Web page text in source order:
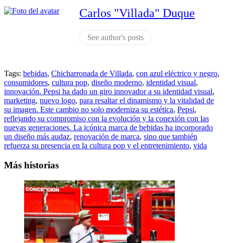
Carlos "Villada" Duque
See author's posts
Tags: bebidas, Chicharronada de Villada, con azul eléctrico y negro,
consumidores, cultura pop, diseño moderno, identidad visual,
innovación. Pepsi ha dado un giro innovador a su identidad visual,
marketing, nuevo logo, para resaltar el dinamismo y la vitalidad de
su imagen. Este cambio no solo moderniza su estética, Pepsi,
reflejando su compromiso con la evolución y la conexión con las
nuevas generaciones. La icónica marca de bebidas ha incorporado
un diseño más audaz, renovación de marca, sino que también
refuerza su presencia en la cultura pop y el entretenimiento, vida
Más historias